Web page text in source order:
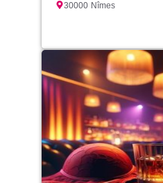
30000 Nîmes